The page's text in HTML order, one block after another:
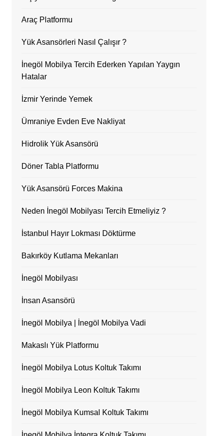
Araç Platformu
Yük Asansörleri Nasıl Çalışır ?
İnegöl Mobilya Tercih Ederken Yapılan Yaygın
Hatalar
İzmir Yerinde Yemek
Ümraniye Evden Eve Nakliyat
Hidrolik Yük Asansörü
Döner Tabla Platformu
Yük Asansörü Forces Makina
Neden İnegöl Mobilyası Tercih Etmeliyiz ?
İstanbul Hayır Lokması Döktürme
Bakırköy Kutlama Mekanları
İnegöl Mobilyası
İnsan Asansörü
İnegöl Mobilya | İnegöl Mobilya Vadi
Makaslı Yük Platformu
İnegöl Mobilya Lotus Koltuk Takımı
İnegöl Mobilya Leon Koltuk Takımı
İnegöl Mobilya Kumsal Koltuk Takımı